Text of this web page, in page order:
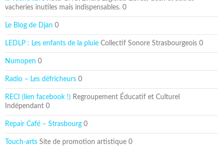
vacheries inutiles mais indispensables. 0
Le Blog de Djan 0
LEDLP : Les enfants de la pluie Collectif Sonore Strasbourgeois 0
Numopen 0
Radio – Les défricheurs 0
RECI (lien facebook !) Regroupement Éducatif et Culturel
Indépendant 0
Repair Café – Strasbourg 0
Touch-arts Site de promotion artistique 0